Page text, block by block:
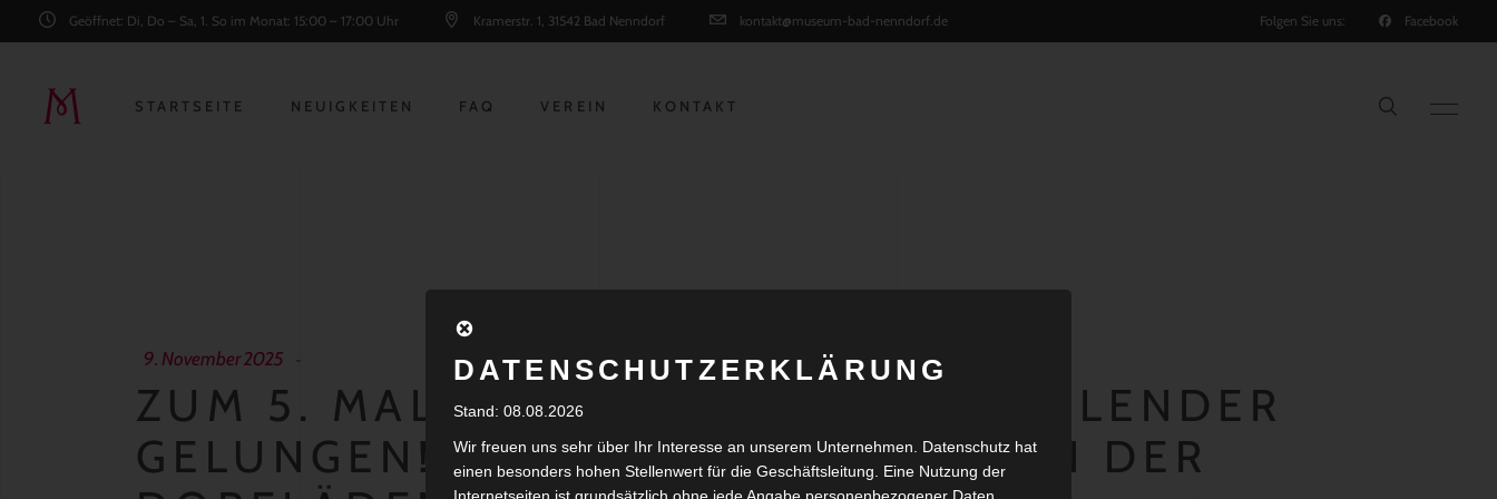
Geöffnet: Di, Do – Sa, 1. So im Monat: 15:00 – 17:00 Uhr Kramerstr. 1, 31542 Bad Nenndorf kontakt@museum-bad-nenndorf.de Folgen Sie uns: Facebook
STARTSEITE NEUIGKEITEN FAQ VEREIN KONTAKT
9. November 2025
ZUM 5. MAL: WIEDER EIN TOLLER KALENDER
GELUNGEN! 2026 STEHT IM ZEICHEN DER
DATENSCHUTZERKLÄRUNG
Stand: 08.08.2026
Wir freuen uns sehr über Ihr Interesse an unserem Unternehmen. Datenschutz hat
einen besonders hohen Stellenwert für die Geschäftsleitung. Eine Nutzung der